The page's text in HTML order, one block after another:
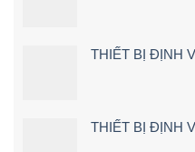
THIẾT BỊ ĐỊNH
THIẾT BỊ ĐỊNH